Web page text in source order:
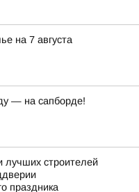
на 7 августа
— на сапборде!
лучших строителей
праздника